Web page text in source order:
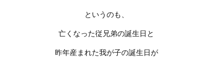
というのも、
亡くなった従兄弟の誕生日と
昨年産まれた我が子の誕生日が